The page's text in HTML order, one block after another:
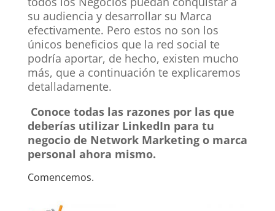
su audiencia y desarrollar su Marca
efectivamente. Pero estos no son los
únicos beneficios que la red social te
podría aportar, de hecho, existen mucho
más, que a continuación te explicaremos
detalladamente.
Conoce todas las razones por las que
deberías utilizar LinkedIn para tu
negocio de Network Marketing o marca
personal ahora mismo.
Comencemos.